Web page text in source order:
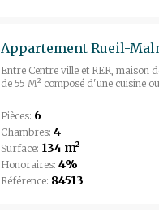
Entre Centre ville et RER, maison
de 55 M² composé d'une cuisine
Pièces: 6
Chambres: 4
Surface: 134 m²
Honoraires: 4%
Référence: 84513